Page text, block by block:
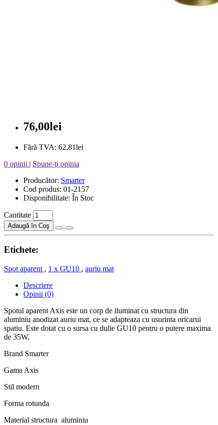
76,00lei
Fără TVA: 62,81lei
0 opinii | Spune-ţi opinia
Producător: Smarter
Cod produs: 01-2157
Disponibilitate: În Stoc
Cantitate
Adaugă în Coş
Etichete:
Spot aparent , 1 x GU10 , auriu mat
Descriere
Opinii (0)
Spotul aparent Axis este un corp de iluminat cu structura din
aluminiu anodizat auriu mat, ce se adapteaza cu usurinta oricarui
spatiu. Este dotat cu o sursa cu dulie GU10 pentru o putere maxima
de 35W.
Brand Smarter
Gama Axis
Stil modern
Forma rotunda
Material structura aluminiu